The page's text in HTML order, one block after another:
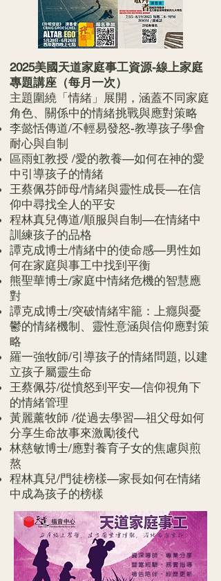
2025美國天道家庭事工資源-線上家庭
專題講座（每月一次）
主題圍繞「情緒」展開，涵蓋不同家庭
角色、關係中的情緒挑戰與應對策略
李懿恬傳道/不輕易發怒-教導孩子學會
耐心與自制
區雨虹教授 /愛的教養—如何在神的愛
中引導孩子的情緒
王蔡佩芬師母/情緒與靈性成長—在信
仰中尋找全人的平安
程林真兒傳道/順服與自制—在情緒中
訓練孩子的品格
譚克成博士/情緒中的使命感—男性如
何在家庭與事工中找到平衡
熊聖華博士/家庭中情緒危機的智慧應
對
譚克成博士/突破情緒牢籠：上癮與憂
鬱的情緒機制、靈性意涵與信仰應對策
略
羅一強牧師/引導孩子的情緒問題, 以建
立孩子屬靈生命
王蔡佩芬/從憤怒到平安—信仰視角下
的情緒管理
黃麗薰牧師 /從過去學習—祖父母如何
分享生命故事來激勵後代
林慈敏博士/應對養育子女的焦慮與煎
熬
程林真兒/門徒榜樣—家長如何在情緒
中成為孩子的榜樣